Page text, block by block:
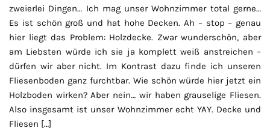
zweierlei Dingen… Ich mag unser Wohnzimmer total gerne…
Es ist schön groß und hat hohe Decken. Ah – stop – genau
hier liegt das Problem: Holzdecke. Zwar wunderschön, aber
am Liebsten würde ich sie ja komplett weiß anstreichen –
dürfen wir aber nicht. Im Kontrast dazu finde ich unseren
Fliesenboden ganz furchtbar. Wie schön würde hier jetzt ein
Holzboden wirken? Aber nein… wir haben grauselige Fliesen.
Also insgesamt ist unser Wohnzimmer echt YAY. Decke und
Fliesen […]